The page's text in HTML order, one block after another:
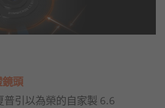
頭
普引以為榮的自家製 6.6